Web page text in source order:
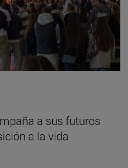
a sus futuros
a la vida